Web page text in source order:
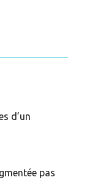
d’un
pas